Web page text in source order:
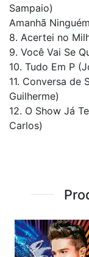
Sampaio)
Amanhã
8. Acertei no
9. Você Vai Se
10. Tudo Em P
11. Conversa de
Guilherme)
12. O Show Já
Carlos)